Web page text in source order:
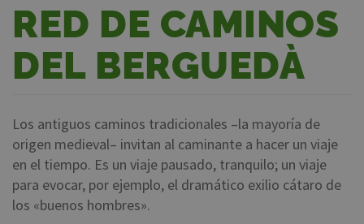
RED DE CAMINOS
DEL BERGUEDÀ
Los antiguos caminos tradicionales –la mayoría de
origen medieval– invitan al caminante a hacer un viaje
en el tiempo. Es un viaje pausado, tranquilo; un viaje
para evocar, por ejemplo, el dramático exilio cátaro de
los «buenos hombres».